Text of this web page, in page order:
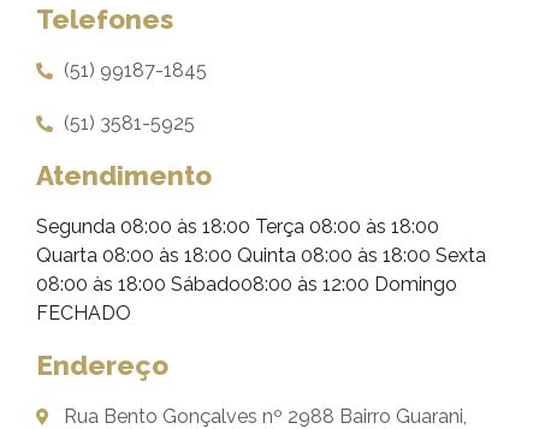
Telefones
(51) 99187-1845
(51) 3581-5925
Atendimento
Segunda 08:00 às 18:00 Terça 08:00 às 18:00
Quarta 08:00 às 18:00 Quinta 08:00 às 18:00 Sexta
08:00 às 18:00 Sábado08:00 às 12:00 Domingo
FECHADO
Endereço
Rua Bento Gonçalves nº 2988 Bairro Guarani,